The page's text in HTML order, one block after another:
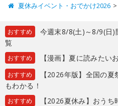
夏休みイベント・おでかけ2026
おすすめ
今週末8/8(土)～8/9(日)
覧
おすすめ 【漫画】夏に読みたい
おすすめ
【2026年版】全国の
もわかる！
おすすめ
【2026夏休み】おう